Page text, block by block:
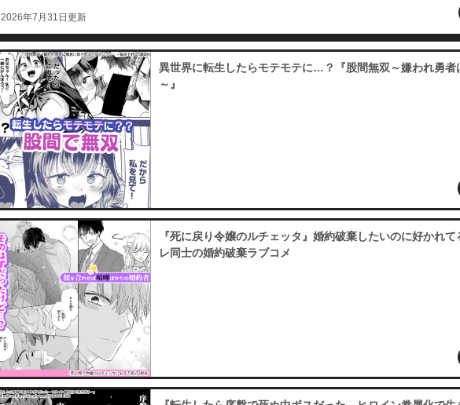
2026年7月31日更新
異世界に転生したらモテモテに…？『股間無双～嫌われ勇者
～』
『死に戻り令嬢のルチェッタ』婚約破棄したいのに好かれ
レ同士の婚約破棄ラブコメ